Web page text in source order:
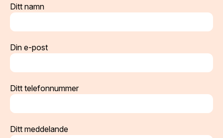
Ditt namn
Din e-post
Ditt telefonnummer
Ditt meddelande